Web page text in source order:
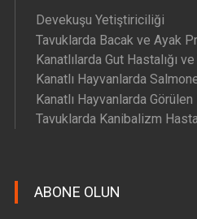
Devekuşu Yetiştiriciliği
Tavuklarda Bacak ve Ayak
Kanatlılarda Gut Hastalığı
Kanatlı Hayvanlarda
Kanatlı Hayvanlarda
Tavuklarda Kanibalizm
ABONE OLUN